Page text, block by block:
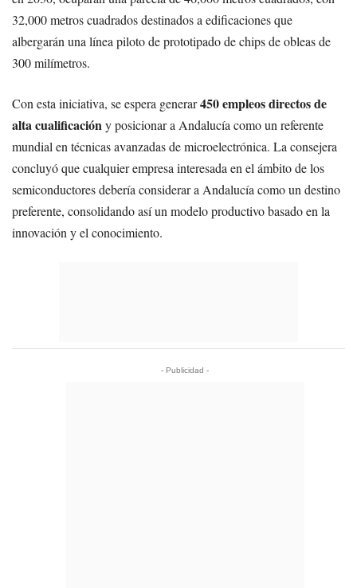
32,000 metros cuadrados destinados a edificaciones que
albergarán una línea piloto de prototipado de chips de obleas de
300 milímetros.
Con esta iniciativa, se espera generar450 empleos directos de
alta cualificacióny posicionar a Andalucía como un referente
mundial en técnicas avanzadas de microelectrónica. La consejera
concluyó que cualquier empresa interesada en el ámbito de los
semiconductores debería considerar a Andalucía como un destino
preferente, consolidando así un modelo productivo basado en la
innovación y el conocimiento.
- Publicidad -